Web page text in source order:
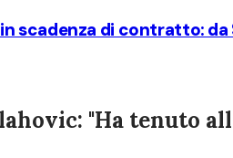
scadenza di contratto: da
"Ha tenuto